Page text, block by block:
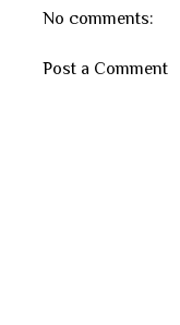
No comments:
Post a Comment